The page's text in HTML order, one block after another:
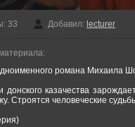
: 33 Добавил: lecturer
:
романа Михаила
казачества
Строятся человеческие